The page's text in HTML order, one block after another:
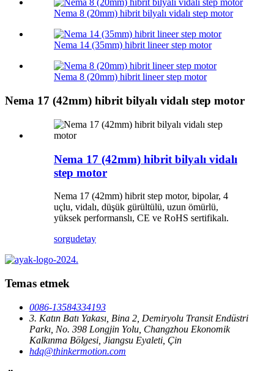
Nema 8 (20mm) hibrit bilyalı vidalı step motor
Nema 14 (35mm) hibrit lineer step motor
Nema 8 (20mm) hibrit lineer step motor
Nema 17 (42mm) hibrit bilyalı vidalı step motor
Nema 17 (42mm) hibrit bilyalı vidalı
step motor
Nema 17 (42mm) hibrit step motor, bipolar, 4
uçlu, vidalı, düşük gürültülü, uzun ömürlü,
yüksek performanslı, CE ve RoHS sertifikalı.
sorgudetay
Temas etmek
0086-13584334193
3. Katın Batı Yakası, Bina 2, Demiryolu Transit Endüstri
Parkı, No. 398 Longjin Yolu, Changzhou Ekonomik
Kalkınma Bölgesi, Jiangsu Eyaleti, Çin
hdq@thinkermotion.com